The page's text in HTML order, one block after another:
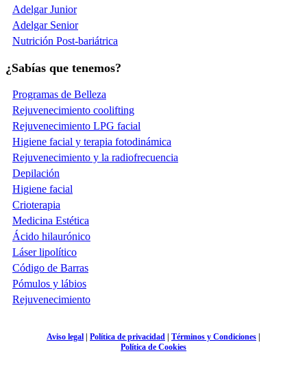
Adelgar Junior
Adelgar Senior
Nutrición Post-bariátrica
¿Sabías que tenemos?
Programas de Belleza
Rejuvenecimiento coolifting
Rejuvenecimiento LPG facial
Higiene facial y terapia fotodinámica
Rejuvenecimiento y la radiofrecuencia
Depilación
Higiene facial
Crioterapia
Medicina Estética
Ácido hilaurónico
Láser lipolítico
Código de Barras
Pómulos y lábios
Rejuvenecimiento
Aviso legal | Política de privacidad | Términos y Condiciones |
Política de Cookies